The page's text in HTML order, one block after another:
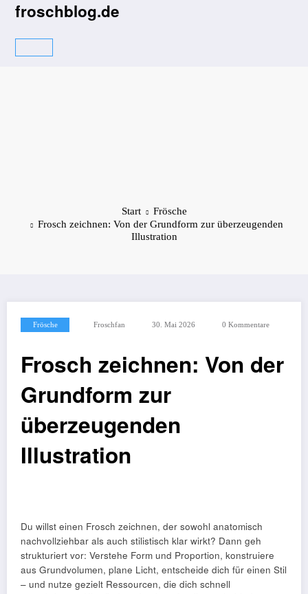
Inhaltfroschblog.de
Start
Frösche
Frosch zeichnen: Von der Grundform zur überzeugenden
Illustration
Frösche Froschfan 30. Mai 2026 0 Kommentare
Frosch zeichnen: Von der
Grundform zur
überzeugenden
Illustration
Du willst einen Frosch zeichnen, der sowohl anatomisch
nachvollziehbar als auch stilistisch klar wirkt? Dann geh
strukturiert vor: Verstehe Form und Proportion, konstruiere
aus Grundvolumen, plane Licht, entscheide dich für einen Stil
– und nutze gezielt Ressourcen, die dich schnell